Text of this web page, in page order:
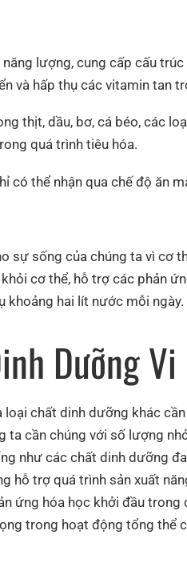
lượng, cung cấp cấu
và hấp thụ các vitamin tan
thịt, dầu, bơ, cá béo, các
quá trình tiêu hóa.
có thể nhận qua chế độ ăn
sự sống của chúng ta vì cơ
khỏi cơ thể, hỗ trợ các phản
khoảng hai lít nước mỗi ngày.
Dưỡng
loại chất dinh dưỡng khác
ta cần chúng với số lượng
như các chất dinh dưỡng
hỗ trợ quá trình sản xuất
ứng hóa học khởi đầu
trong hoạt động tổng thể